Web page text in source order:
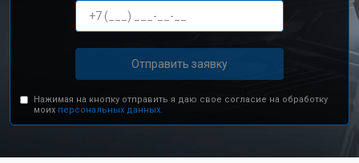
Отправить заявку
Нажимая на кнопку отправить я даю свое согласие на обработку
моих персональных данных.